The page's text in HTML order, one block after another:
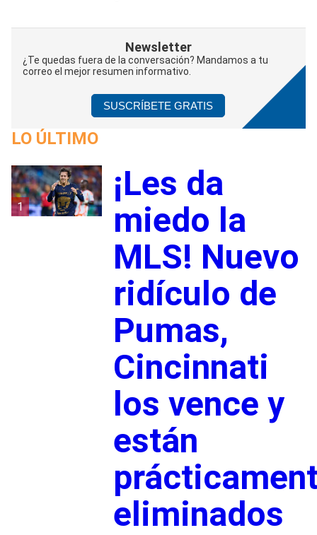
Newsletter
¿Te quedas fuera de la conversación? Mandamos a tu
correo el mejor resumen informativo.
SUSCRÍBETE GRATIS
LO ÚLTIMO
1
¡Les da
miedo la
MLS! Nuevo
ridículo de
Pumas,
Cincinnati
los vence y
están
eliminados